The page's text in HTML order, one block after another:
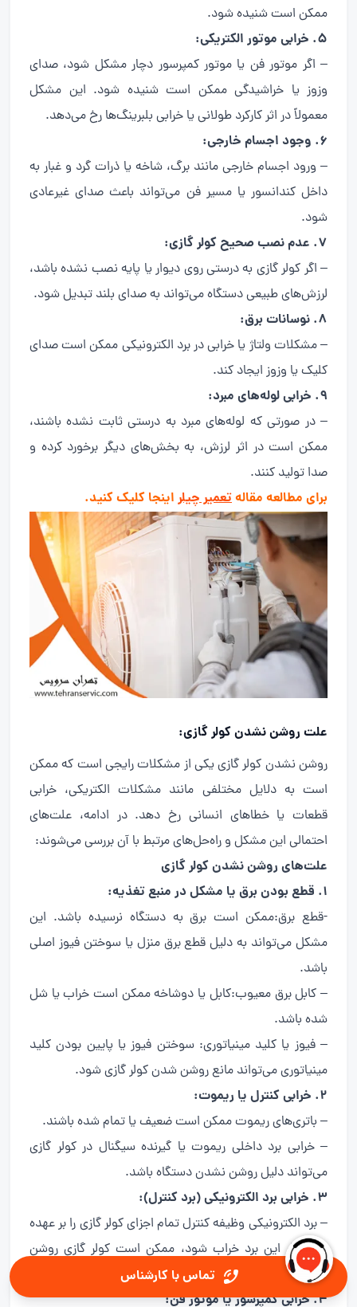
ممکن است شنیده شود.
5. خرابی موتور الکتریکی:
– اگر موتور فن یا موتور کمپرسور دچار مشکل شود، صدای
وزوز یا خراشیدگی ممکن است شنیده شود. این مشکل
معمولاً در اثر کارکرد طولانی یا خرابی بلبرینگ‌ها رخ می‌دهد.
6. وجود اجسام خارجی:
– ورود اجسام خارجی مانند برگ، شاخه یا ذرات گرد و غبار به
داخل کندانسور یا مسیر فن می‌تواند باعث صدای غیرعادی
شود.
7. عدم نصب صحیح کولر گازی:
– اگر کولر گازی به درستی روی دیوار یا پایه نصب نشده باشد،
لرزش‌های طبیعی دستگاه می‌تواند به صدای بلند تبدیل شود.
8. نوسانات برق:
– مشکلات ولتاژ یا خرابی در برد الکترونیکی ممکن است صدای
کلیک یا وزوز ایجاد کند.
9. خرابی لوله‌های مبرد:
– در صورتی که لوله‌های مبرد به درستی ثابت نشده باشند،
ممکن است در اثر لرزش، به بخش‌های دیگر برخورد کرده و
صدا تولید کنند.
برای مطالعه مقالهتعمیر چیلر اینجا کلیک کنید.
علت روشن نشدن کولر گازی:
روشن نشدن کولر گازی یکی از مشکلات رایجی است که ممکن
است به دلایل مختلفی مانند مشکلات الکتریکی، خرابی
قطعات یا خطاهای انسانی رخ دهد. در ادامه، علت‌های
احتمالی این مشکل و راه‌حل‌های مرتبط با آن بررسی می‌شوند:
علت‌های روشن نشدن کولر گازی
1. قطع بودن برق یا مشکل در منبع تغذیه:
-قطع برق:ممکن است برق به دستگاه نرسیده باشد. این
مشکل می‌تواند به دلیل قطع برق منزل یا سوختن فیوز اصلی
باشد.
– کابل برق معیوب:کابل یا دوشاخه ممکن است خراب یا شل
شده باشد.
– فیوز یا کلید مینیاتوری: سوختن فیوز یا پایین بودن کلید
مینیاتوری می‌تواند مانع روشن شدن کولر گازی شود.
2. خرابی کنترل یا ریموت:
– باتری‌های ریموت ممکن است ضعیف یا تمام شده باشند.
– خرابی برد داخلی ریموت یا گیرنده سیگنال در کولر گازی
می‌تواند دلیل روشن نشدن دستگاه باشد.
3. خرابی برد الکترونیکی (برد کنترل):
– برد الکترونیکی وظیفه کنترل تمام اجزای کولر گازی را بر عهده
دارد. اگر این برد خراب شود، ممکن است کولر گازی روشن
نشود.
4. خرابی کمپرسور یا موتور فن:
تماس با کارشناس